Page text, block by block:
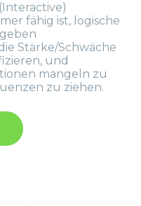
fähig ist, logische
Stärke/Schwäche
und
mangeln zu
zu ziehen.
VERBALE
FÄHIGKEITSTEST